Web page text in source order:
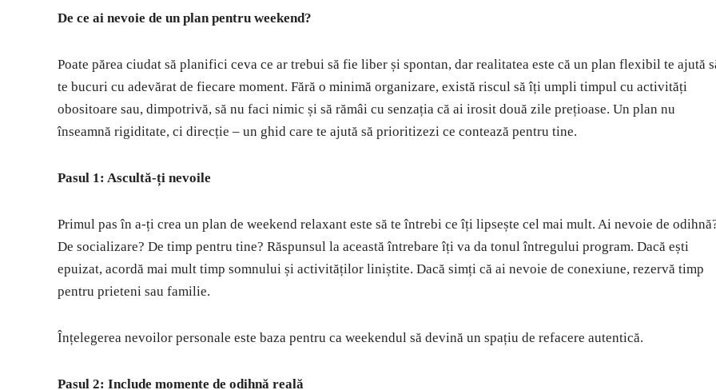
De ce ai nevoie de un plan pentru weekend?
Poate părea ciudat să planifici ceva ce ar trebui să fie liber și spontan, dar realitatea este că un plan flexibil te ajută
te bucuri cu adevărat de fiecare moment. Fără o minimă organizare, există riscul să îți umpli timpul cu activități
obositoare sau, dimpotrivă, să nu faci nimic și să rămâi cu senzația că ai irosit două zile prețioase. Un plan nu
înseamnă rigiditate, ci direcție – un ghid care te ajută să prioritizezi ce contează pentru tine.
Pasul 1: Ascultă-ți nevoile
Primul pas în a-ți crea un plan de weekend relaxant este să te întrebi ce îți lipsește cel mai mult. Ai nevoie de
De socializare? De timp pentru tine? Răspunsul la această întrebare îți va da tonul întregului program. Dacă ești
epuizat, acordă mai mult timp somnului și activităților liniștite. Dacă simți că ai nevoie de conexiune, rezervă timp
pentru prieteni sau familie.
Înțelegerea nevoilor personale este baza pentru ca weekendul să devină un spațiu de refacere autentică.
Pasul 2: Include momente de odihnă reală